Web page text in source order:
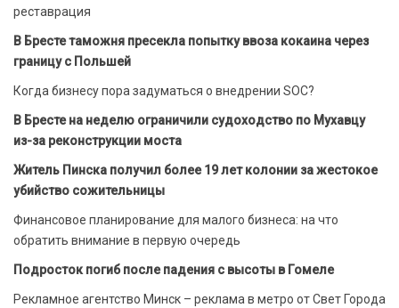
реставрация
В Бресте таможня пресекла попытку ввоза кокаина через
границу с Польшей
Когда бизнесу пора задуматься о внедрении SOC?
В Бресте на неделю ограничили судоходство по Мухавцу
из-за реконструкции моста
Житель Пинска получил более 19 лет колонии за жестокое
убийство сожительницы
Финансовое планирование для малого бизнеса: на что
обратить внимание в первую очередь
Подросток погиб после падения с высоты в Гомеле
Рекламное агентство Минск – реклама в метро от Свет Города